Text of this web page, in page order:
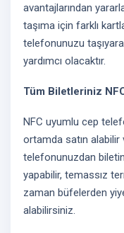
avantajlarından
taşıma için farklı
telefonunuzu
yardımcı olacaktır.
Tüm Biletleriniz
NFC uyumlu cep
ortamda satın alabilir
telefonunuzdan
yapabilir, temassız
zaman büfelerden
alabilirsiniz.